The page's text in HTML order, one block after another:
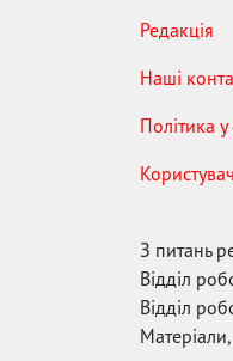
Редакція
Наші
Політика
З питань
Відділ
Відділ